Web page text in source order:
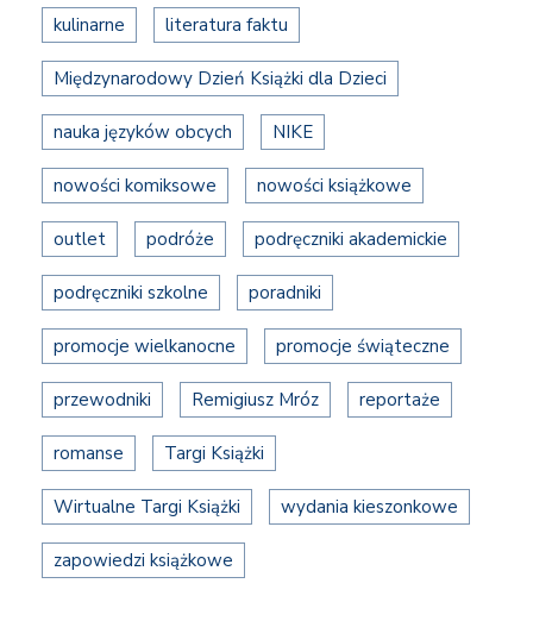
kulinarne literatura faktu
Międzynarodowy Dzień Książki dla Dzieci
nauka języków obcych NIKE
nowości komiksowe nowości książkowe
outlet podróże podręczniki akademickie
podręczniki szkolne poradniki
promocje wielkanocne promocje świąteczne
przewodniki Remigiusz Mróz reportaże
romanse Targi Książki
Wirtualne Targi Książki wydania kieszonkowe
zapowiedzi książkowe